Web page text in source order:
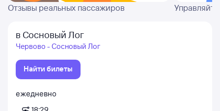
Отзывы реальных пассажиров
в Сосновый Лог
Червово - Сосновый Лог
Найти билеты
ежедневно